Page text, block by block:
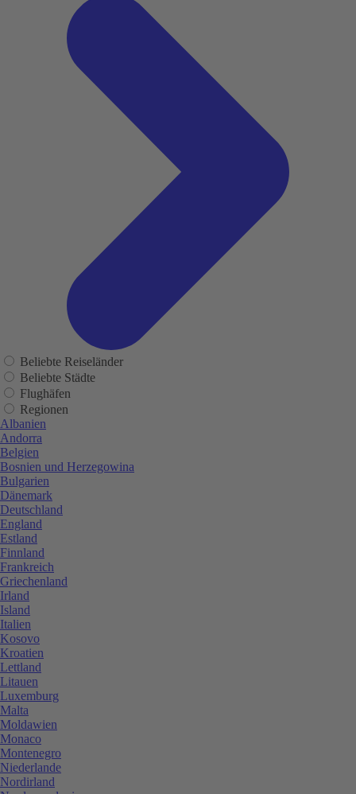
Beliebte Reiseländer
Beliebte Städte
Flughäfen
Regionen
Albanien
Andorra
Belgien
Bosnien und Herzegowina
Bulgarien
Dänemark
Deutschland
England
Estland
Finnland
Frankreich
Griechenland
Irland
Island
Italien
Kosovo
Kroatien
Lettland
Litauen
Luxemburg
Malta
Moldawien
Monaco
Montenegro
Niederlande
Nordirland